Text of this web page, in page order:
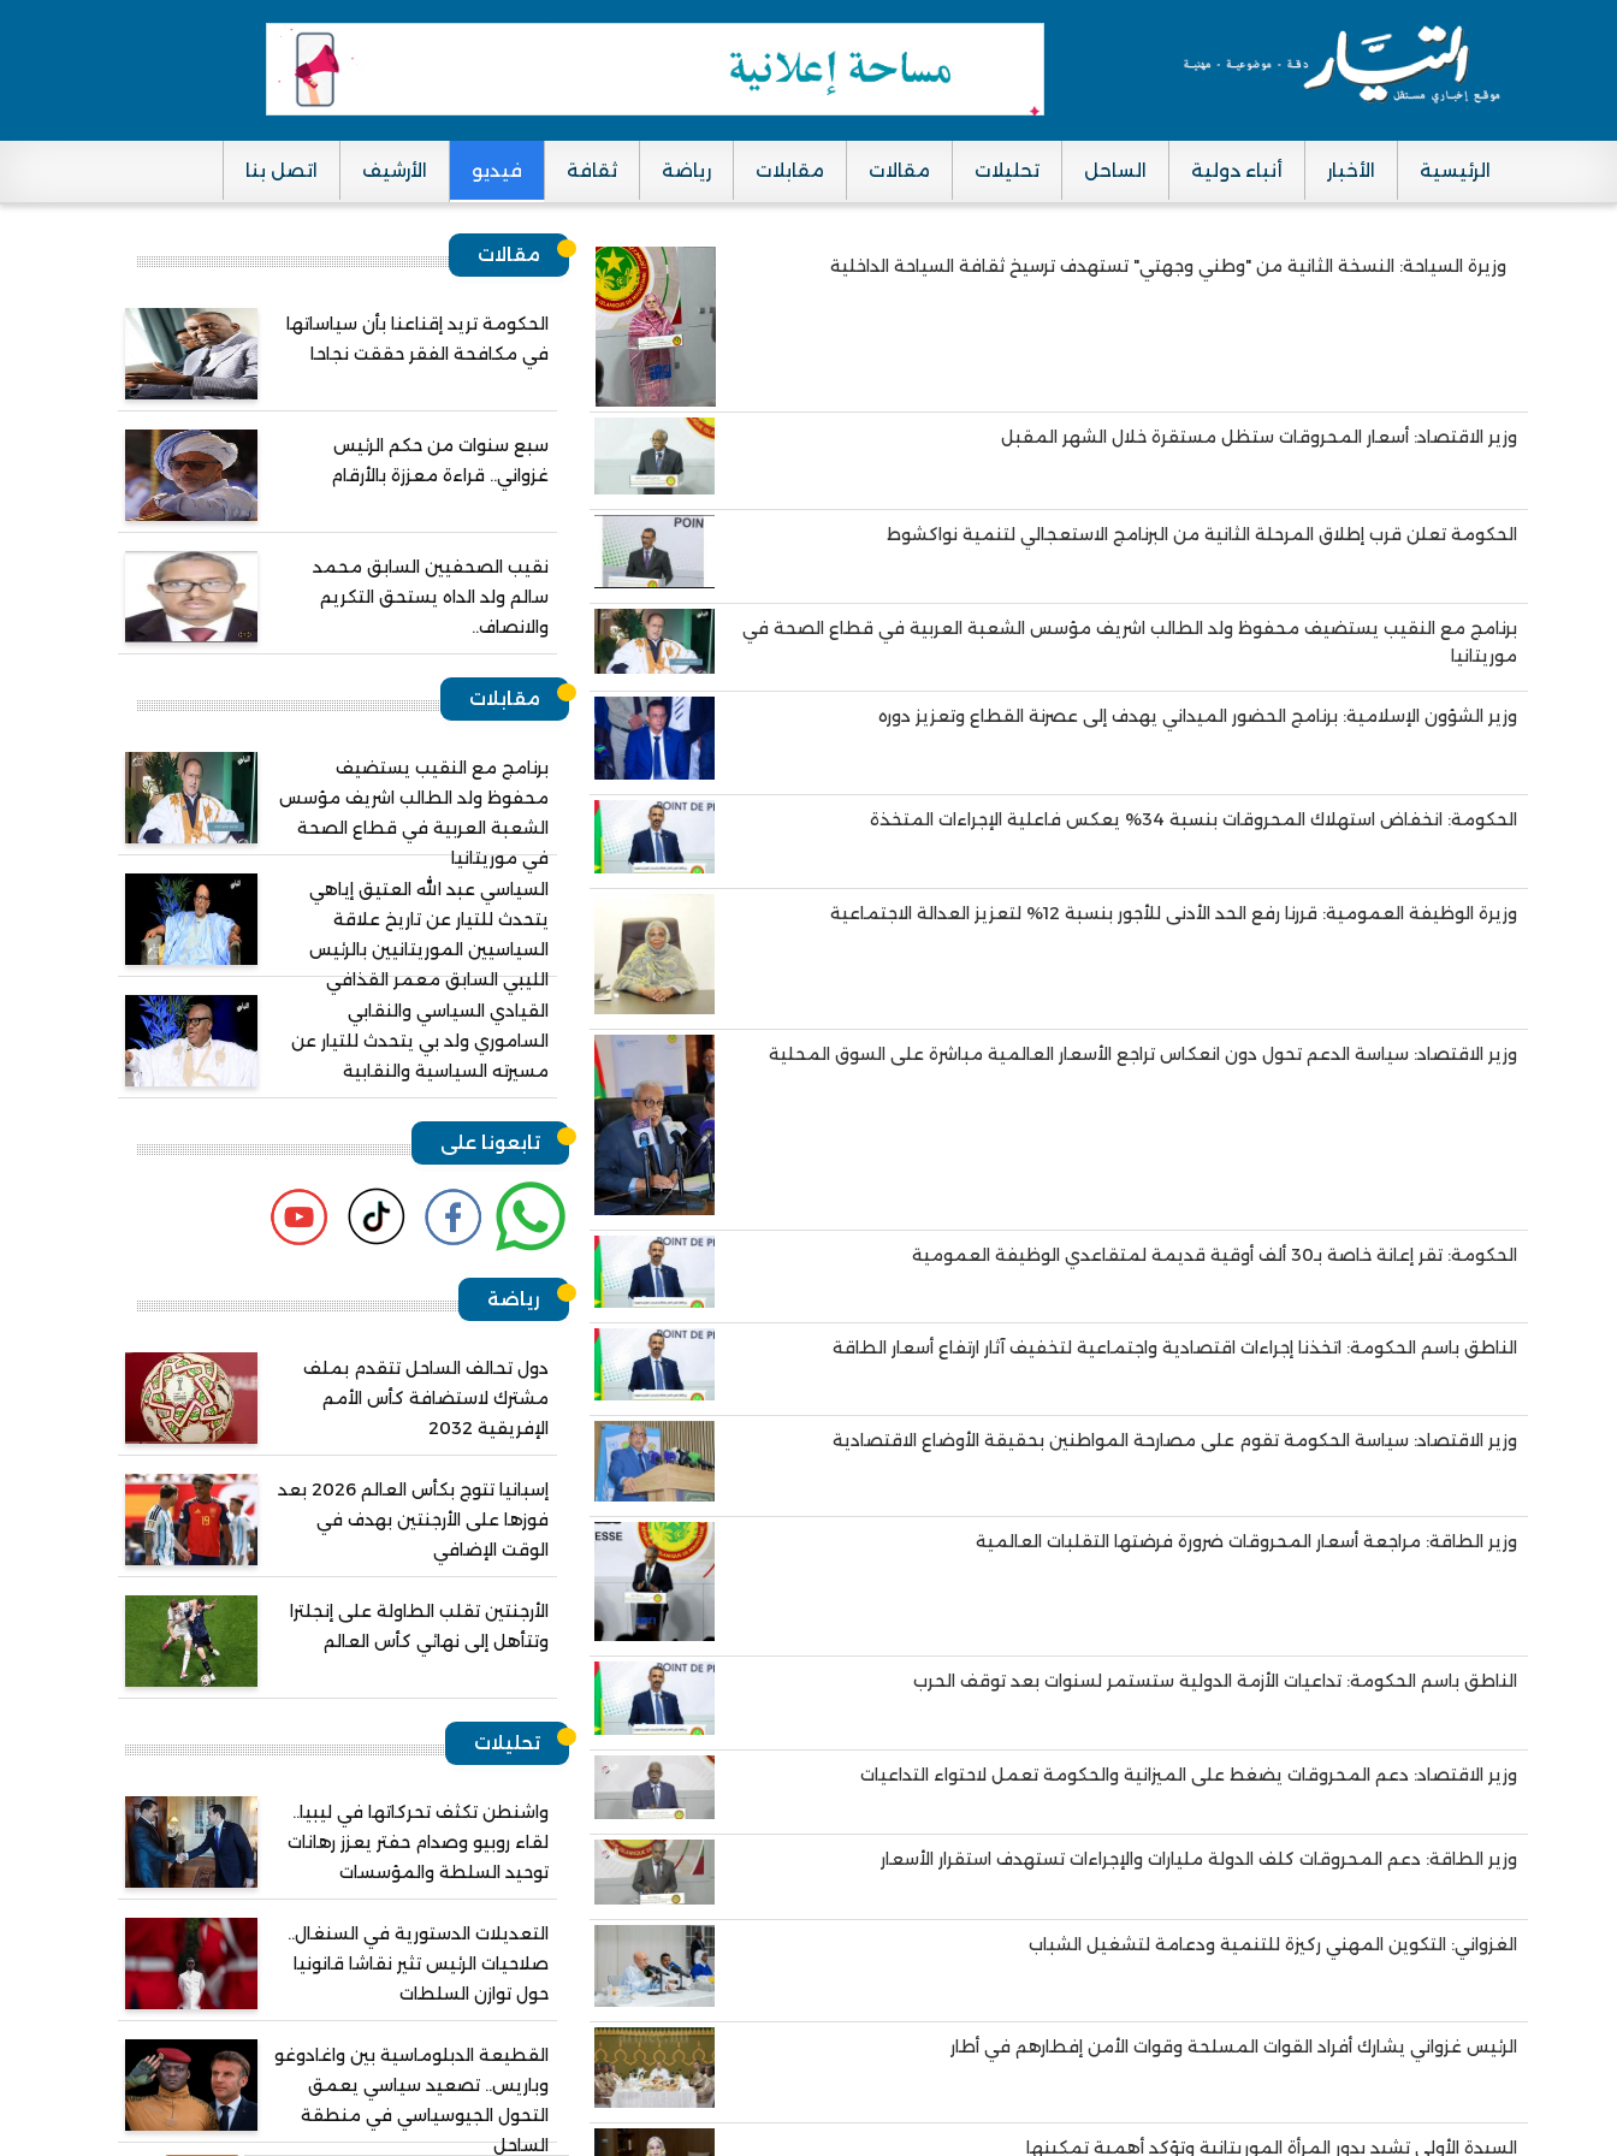
Main navigation
الرئيسية الأخبار أنباء دولية الساحل تحليلات مقالات مقابلات رياضة ثقافة فيديو الأرشيف اتصل بنا
وزيرة السياحة: النسخة الثانية من "وطني وجهتي" تستهدف ترسيخ ثقافة السياحة الداخلية
وزير الاقتصاد: أسعار المحروقات ستظل مستقرة خلال الشهر المقبل
الحكومة تعلن قرب إطلاق المرحلة الثانية من البرنامج الاستعجالي لتنمية نواكشوط
برنامج مع النقيب يستضيف محفوظ ولد الطالب اشريف مؤسس الشعبة العربية في قطاع الصحة في
موريتانيا
وزير الشؤون الإسلامية: برنامج الحضور الميداني يهدف إلى عصرنة القطاع وتعزيز دوره
الحكومة: انخفاض استهلاك المحروقات بنسبة 34% يعكس فاعلية الإجراءات المتخذة
وزيرة الوظيفة العمومية: قررنا رفع الحد الأدنى للأجور بنسبة 12% لتعزيز العدالة الاجتماعية
وزير الاقتصاد: سياسة الدعم تحول دون انعكاس تراجع الأسعار العالمية مباشرة على السوق المحلية
الحكومة: تقر إعانة خاصة بـ30 ألف أوقية قديمة لمتقاعدي الوظيفة العمومية
الناطق باسم الحكومة: اتخذنا إجراءات اقتصادية واجتماعية لتخفيف آثار ارتفاع أسعار الطاقة
وزير الاقتصاد: سياسة الحكومة تقوم على مصارحة المواطنين بحقيقة الأوضاع الاقتصادية
وزير الطاقة: مراجعة أسعار المحروقات ضرورة فرضتها التقلبات العالمية
الناطق باسم الحكومة: تداعيات الأزمة الدولية ستستمر لسنوات بعد توقف الحرب
وزير الاقتصاد: دعم المحروقات يضغط على الميزانية والحكومة تعمل لاحتواء التداعيات
وزير الطاقة: دعم المحروقات كلف الدولة مليارات والإجراءات تستهدف استقرار الأسعار
الغزواني: التكوين المهني ركيزة للتنمية ودعامة لتشغيل الشباب
الرئيس غزواني يشارك أفراد القوات المسلحة وقوات الأمن إفطارهم في أطار
السيدة الأولى تشيد بدور المرأة الموريتانية وتؤكد أهمية تمكينها
Pagination
مقالات
الحكومة تريد إقناعنا بأن سياساتها
في مكافحة الفقر حققت نجاحا
سبع سنوات من حكم الرئيس
غزواني.. قراءة معززة بالأرقام
نقيب الصحفيين السابق محمد
سالم ولد الداه يستحق التكريم
والانصاف..
مقابلات
برنامج مع النقيب يستضيف
محفوظ ولد الطالب اشريف مؤسس
الشعبة العربية في قطاع الصحة
في موريتانيا
السياسي عبد الله العتيق إياهي
يتحدث للتيار عن تاريخ علاقة
السياسيين الموريتانيين بالرئيس
الليبي السابق معمر القذافي
القيادي السياسي والنقابي
الساموري ولد بي يتحدث للتيار عن
مسيرته السياسية والنقابية
تابعونا على
رياضة
دول تحالف الساحل تتقدم بملف
مشترك لاستضافة كأس الأمم
الإفريقية 2032
إسبانيا تتوج بكأس العالم 2026 بعد
فوزها على الأرجنتين بهدف في
الوقت الإضافي
الأرجنتين تقلب الطاولة على إنجلترا
وتتأهل إلى نهائي كأس العالم
تحليلات
واشنطن تكثف تحركاتها في ليبيا..
لقاء روبيو وصدام حفتر يعزز رهانات
توحيد السلطة والمؤسسات
التعديلات الدستورية في السنغال..
صلاحيات الرئيس تثير نقاشا قانونيا
حول توازن السلطات
القطيعة الدبلوماسية بين واغادوغو
وباريس.. تصعيد سياسي يعمق
التحول الجيوسياسي في منطقة
الساحل